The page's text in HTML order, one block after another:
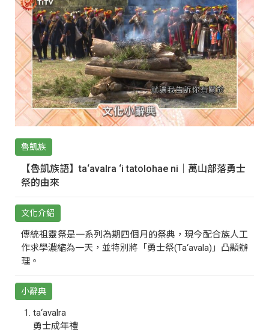
魯凱族
【魯凱族語】ta‘avalra ‘i tatolohae ni｜萬山部落勇士
祭的由來
文化介紹
傳統祖靈祭是一系列為期四個月的祭典，現今配合族人工
作求學濃縮為一天，並特別將「勇士祭(Ta‘avala)」凸顯辦
理。
小辭典
ta‘avalra
勇士成年禮